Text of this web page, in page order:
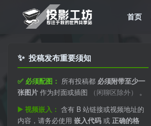
首页
✨ 投稿发布重要须知
✅ 必须配图： 所有投稿都 必须附带至少一
张图片 作为封面或插图 （闲聊区除外） 。
▶️ 视频嵌入： 含有 B 站链接或视频地址的
内容，请务必使用 嵌入代码 或 正确的格